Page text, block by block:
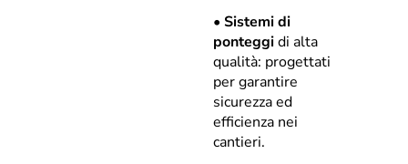
• Sistemi di
ponteggidi alta
qualità: progettati
per garantire
sicurezza ed
efficienza nei
cantieri.